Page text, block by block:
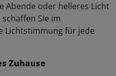
Abende oder helleres Licht
Sie im
Lichtstimmung für jede
Zuhause